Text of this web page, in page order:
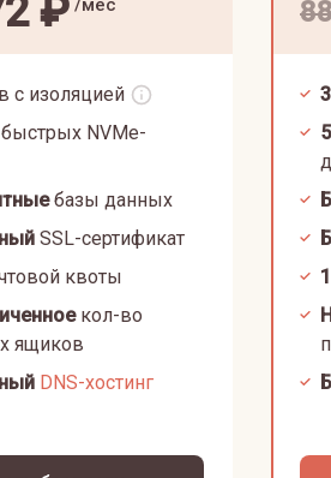
₽ /мес
с изоляцией
быстрых NVMe-
базы данных
SSL-сертификат
квоты
кол-во
ящиков
DNS-хостинг